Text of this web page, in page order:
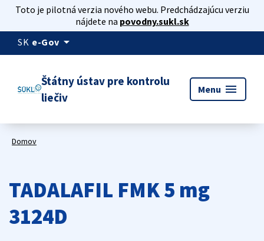
Toto je pilotná verzia nového webu. Predchádzajúcu verziu
nájdete na povodny.sukl.sk
SK e-Gov arrow_drop_down
Štátny ústav pre kontrolu
liečiv
Menu menu
Domov
TADALAFIL FMK 5 mg
3124D